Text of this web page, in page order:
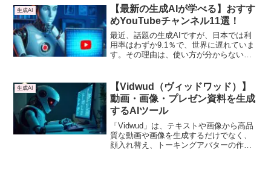
と、競争力を失い、将来的な成長機会を
逃すリスクがあります。
生成AI
【最新の生成AIが学べる】おすす
めYouTubeチャンネル11選！
最近、話題の生成AIですが、日本では利
用率はわずか9.1％で、世界に遅れていま
す。その理由は、使い方が分からない
が多いようです。そこで、最新の生成AI
情報や実践を配信しているYouTubeチャ
ンネルを紹介します。
生成AI
【Vidwud（ヴィッドワッド）】
動画・画像・プレゼン資料を生成
するAIツール
「Vidwud」は、テキストや画像から高品
質な動画や画像を生成するだけでなく、
顔入れ替え、トーキングアバターの作